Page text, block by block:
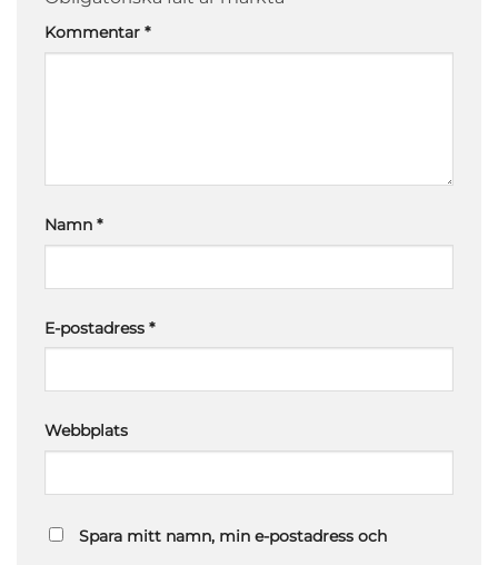
Kommentar *
Namn *
E-postadress *
Webbplats
Spara mitt namn, min e-postadress och